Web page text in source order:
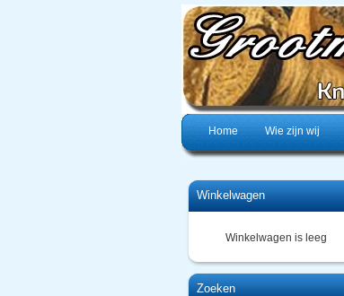
Home Wie zijn wij
Winkelwagen
Winkelwagen is leeg
Zoeken